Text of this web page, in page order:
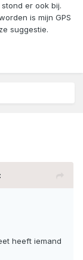
er ook bij.
is mijn GPS
suggestie.
heeft iemand